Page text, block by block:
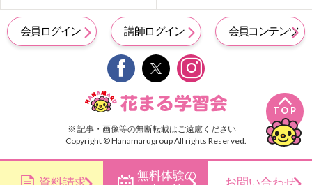
TOP
会員ログイン 講師ログイン 会員コンテンツ
 
※ 記事・画像等の無断転載はご遠慮ください
Copyright © Hanamarugroup All rights Reserved.
無料体験の